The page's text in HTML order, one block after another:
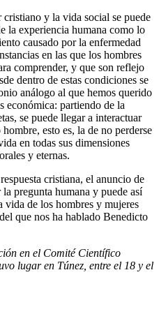
y la vida social se puede
la experiencia humana como lo
causado por la enfermedad
en las que los hombres
comprender, y que son reflejo
dentro de estas condiciones se
análogo al que hemos querido
económica: partiendo de la
se puede llegar a interactuar
esto es, la de no perderse
en todas sus dimensiones
y eternas.
cristiana, el anuncio de
pregunta humana y puede así
vida de los hombres y mujeres
que nos ha hablado Benedicto
en el Comité Científico
lugar en Túnez, entre el 18 y el